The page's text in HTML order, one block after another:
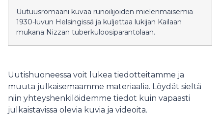
Uutuusromaani kuvaa runoilijoiden mielenmaisemia
1930-luvun Helsingissä ja kuljettaa lukijan Kailaan
mukana Nizzan tuberkuloosiparantolaan.
Uutishuoneessa voit lukea tiedotteitamme ja
muuta julkaisemaamme materiaalia. Löydät sieltä
niin yhteyshenkilöidemme tiedot kuin vapaasti
julkaistavissa olevia kuvia ja videoita.